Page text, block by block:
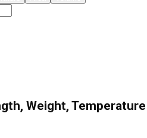
Weight, Temperature